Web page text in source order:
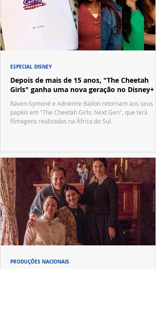
Depois de mais de 15 anos, "The Cheetah
Girls" ganha uma nova geração no Disney+
Raven-Symoné e Adrienne Bailon retornam aos seus
papéis em "The Cheetah Girls: Next Gen", que terá
filmagens realizadas na África do Sul.
ESPECIAL DISNEY
PRODUÇÕES NACIONAIS